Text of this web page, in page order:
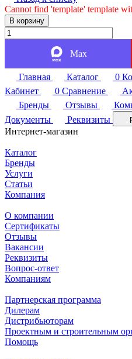
Cannot find 'template' template
В корзину
Max
Главная Каталог 0
Кабинет
0 Сравнение
Бренды
Отзывы
Документы
Реквизиты
Интернет-магазин
Каталог
Бренды
Услуги
Статьи
Компания
О компании
Сертификаты
Отзывы
Вакансии
Реквизиты
Вопрос-ответ
Компаниям
Партнерская программа
Дилерам
Дистрибьюторам
Проектным и строительным
Помощь